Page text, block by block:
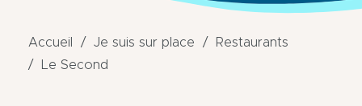
Accueil Je suis sur place
Restaurants
Le Second